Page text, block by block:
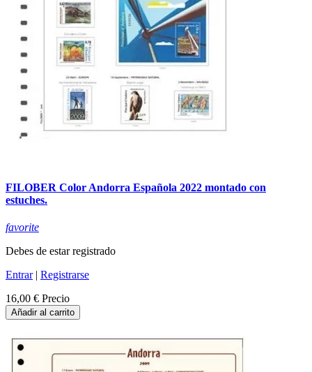
FILOBER Color Andorra Española 2022 montado con
estuches.
favorite
Debes de estar registrado
Entrar| Registrarse
16,00 € Precio
Añadir al carrito